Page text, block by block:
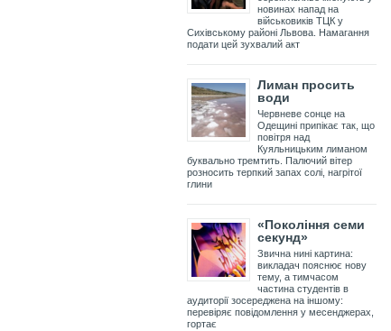
новинах напад на
військовиків ТЦК у
Сихівському районі Львова. Намагання
подати цей зухвалий акт
Лиман просить
води
Червневе сонце на
Одещині припікає так, що
повітря над
Куяльницьким лиманом
буквально тремтить. Палючий вітер
розносить терпкий запах солі, нагрітої
глини
«Покоління семи
секунд»
Звична нині картина:
викладач пояснює нову
тему, а тимчасом
частина студентів в
аудиторії зосереджена на іншому:
перевіряє повідомлення у месенджерах,
гортає